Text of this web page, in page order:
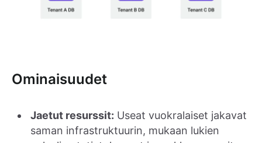
Ominaisuudet
Jaetut resurssit: Useat vuokralaiset jakavat
saman infrastruktuurin, mukaan lukien